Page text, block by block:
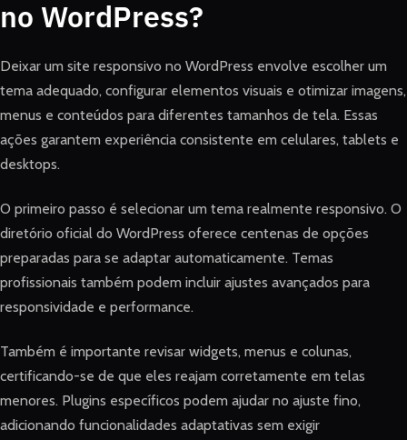
no WordPress?
Deixar um site responsivo no WordPress envolve escolher um
tema adequado, configurar elementos visuais e otimizar imagens,
menus e conteúdos para diferentes tamanhos de tela. Essas
ações garantem experiência consistente em celulares, tablets e
desktops.
O primeiro passo é selecionar um tema realmente responsivo. O
diretório oficial do WordPress oferece centenas de opções
preparadas para se adaptar automaticamente. Temas
profissionais também podem incluir ajustes avançados para
responsividade e performance.
Também é importante revisar widgets, menus e colunas,
certificando-se de que eles reajam corretamente em telas
menores. Plugins específicos podem ajudar no ajuste fino,
adicionando funcionalidades adaptativas sem exigir